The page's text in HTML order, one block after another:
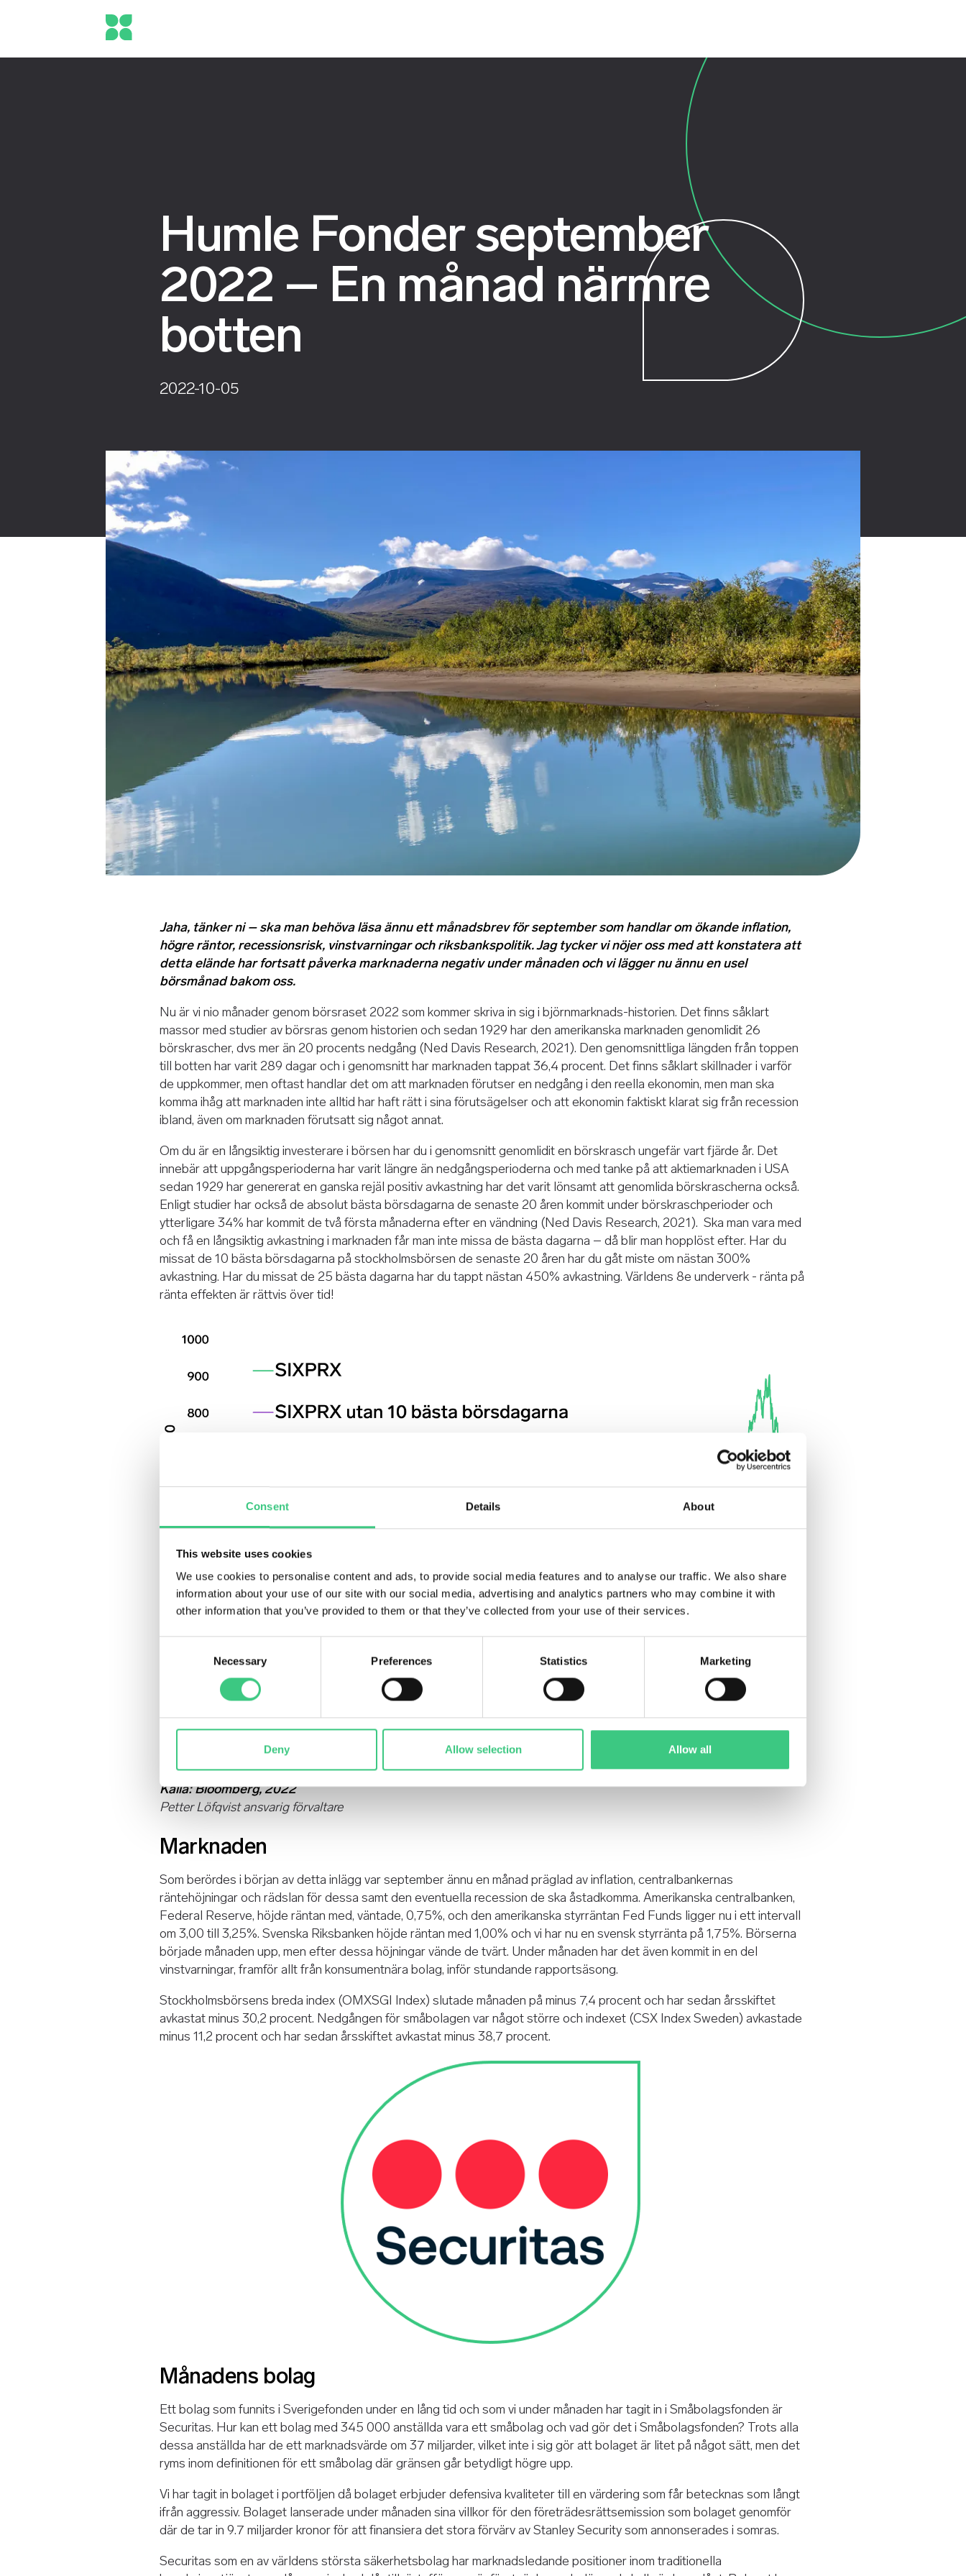
Consent Details About
This website uses cookies
We use cookies to personalise content and ads, to provide social media features and to analyse our traffic. We also share
information about your use of our site with our social media, advertising and analytics partners who may combine it with
other information that you’ve provided to them or that they’ve collected from your use of their services.
Necessary Preferences Statistics Marketing
Deny Allow selection Allow all
Humle Fonder september
2022 – En månad närmre
botten
2022-10-05
Jaha, tänker ni – ska man behöva läsa ännu ett månadsbrev för september som handlar om ökande inflation,
högre räntor, recessionsrisk, vinstvarningar och riksbankspolitik. Jag tycker vi nöjer oss med att konstatera att
detta elände har fortsatt påverka marknaderna negativ under månaden och vi lägger nu ännu en usel
börsmånad bakom oss.
Nu är vi nio månader genom börsraset 2022 som kommer skriva in sig i björnmarknads-historien. Det finns såklart
massor med studier av börsras genom historien och sedan 1929 har den amerikanska marknaden genomlidit 26
börskrascher, dvs mer än 20 procents nedgång (Ned Davis Research, 2021). Den genomsnittliga längden från toppen
till botten har varit 289 dagar och i genomsnitt har marknaden tappat 36,4 procent. Det finns såklart skillnader i varför
de uppkommer, men oftast handlar det om att marknaden förutser en nedgång i den reella ekonomin, men man ska
komma ihåg att marknaden inte alltid har haft rätt i sina förutsägelser och att ekonomin faktiskt klarat sig från recession
ibland, även om marknaden förutsatt sig något annat.
Om du är en långsiktig investerare i börsen har du i genomsnitt genomlidit en börskrasch ungefär vart fjärde år. Det
innebär att uppgångsperioderna har varit längre än nedgångsperioderna och med tanke på att aktiemarknaden i USA
sedan 1929 har genererat en ganska rejäl positiv avkastning har det varit lönsamt att genomlida börskrascherna också.
Enligt studier har också de absolut bästa börsdagarna de senaste 20 åren kommit under börskraschperioder och
ytterligare 34% har kommit de två första månaderna efter en vändning (Ned Davis Research, 2021). Ska man vara med
och få en långsiktig avkastning i marknaden får man inte missa de bästa dagarna – då blir man hopplöst efter. Har du
missat de 10 bästa börsdagarna på stockholmsbörsen de senaste 20 åren har du gåt miste om nästan 300%
avkastning. Har du missat de 25 bästa dagarna har du tappt nästan 450% avkastning. Världens 8e underverk - ränta på
ränta effekten är rättvis över tid!
Källa: Bloomberg, 2022
Petter Löfqvist ansvarig förvaltare
Marknaden
Som berördes i början av detta inlägg var september ännu en månad präglad av inflation, centralbankernas
räntehöjningar och rädslan för dessa samt den eventuella recession de ska åstadkomma. Amerikanska centralbanken,
Federal Reserve, höjde räntan med, väntade, 0,75%, och den amerikanska styrräntan Fed Funds ligger nu i ett intervall
om 3,00 till 3,25%. Svenska Riksbanken höjde räntan med 1,00% och vi har nu en svensk styrränta på 1,75%. Börserna
började månaden upp, men efter dessa höjningar vände de tvärt. Under månaden har det även kommit in en del
vinstvarningar, framför allt från konsumentnära bolag, inför stundande rapportsäsong.
Stockholmsbörsens breda index (OMXSGI Index) slutade månaden på minus 7,4 procent och har sedan årsskiftet
avkastat minus 30,2 procent. Nedgången för småbolagen var något större och indexet (CSX Index Sweden) avkastade
minus 11,2 procent och har sedan årsskiftet avkastat minus 38,7 procent.
Månadens bolag
Ett bolag som funnits i Sverigefonden under en lång tid och som vi under månaden har tagit in i Småbolagsfonden är
Securitas. Hur kan ett bolag med 345 000 anställda vara ett småbolag och vad gör det i Småbolagsfonden? Trots alla
dessa anställda har de ett marknadsvärde om 37 miljarder, vilket inte i sig gör att bolaget är litet på något sätt, men det
ryms inom definitionen för ett småbolag där gränsen går betydligt högre upp.
Vi har tagit in bolaget i portföljen då bolaget erbjuder defensiva kvaliteter till en värdering som får betecknas som långt
ifrån aggressiv. Bolaget lanserade under månaden sina villkor för den företrädesrättsemission som bolaget genomför
där de tar in 9.7 miljarder kronor för att finansiera det stora förvärv av Stanley Security som annonserades i somras.
Securitas som en av världens största säkerhetsbolag har marknadsledande positioner inom traditionella